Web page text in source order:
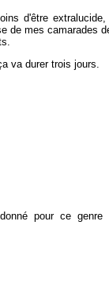
d'être
de mes camarades
va durer trois jours.
pour ce